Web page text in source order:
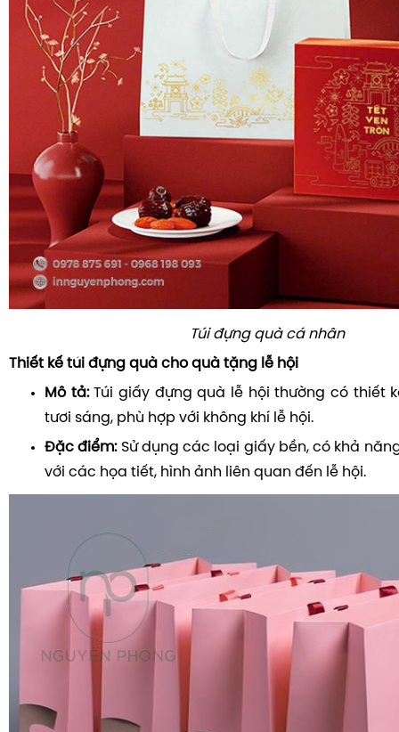
Túi đựng quà cá nhân
Thiết kế túi đựng quà cho quà tặng lễ hội
Mô tả:Túi giấy đựng quà lễ hội thường có thiết
tươi sáng, phù hợp với không khí lễ hội.
Đặc điểm:Sử dụng các loại giấy bền, có khả
với các họa tiết, hình ảnh liên quan đến lễ hội.